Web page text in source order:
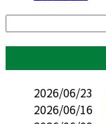
2026/06/23
2026/06/16